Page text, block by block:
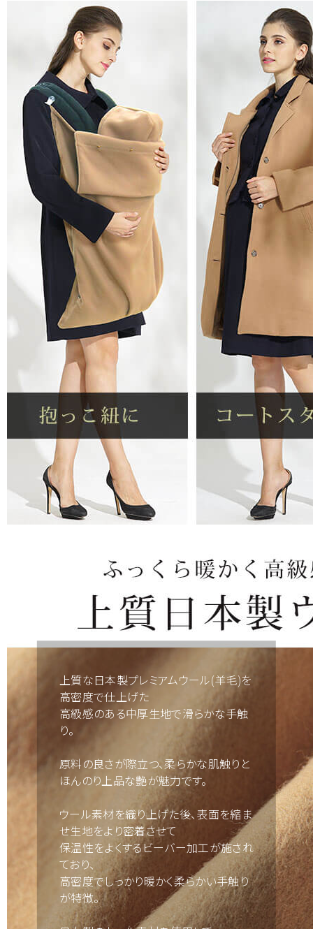
上質な日本製プレミアムウール(羊毛)を
高密度で仕上げた
高級感のある中厚生地で滑らかな手触
り。
原料の良さが際立つ、柔らかな肌触りと
ほんのり上品な艶が魅力です。
ウール素材を織り上げた後、表面を縮ま
せ生地をより密着させて
保温性をよくするビーバー加工が施され
ており、
高密度でしっかり暖かく柔らかい手触り
が特徴。